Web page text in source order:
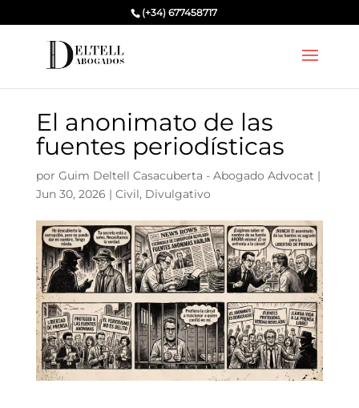
(+34) 677458717
El anonimato de las
fuentes periodísticas
por Guim Deltell Casacuberta - Abogado Advocat |
Jun 30, 2026 | Civil, Divulgativo